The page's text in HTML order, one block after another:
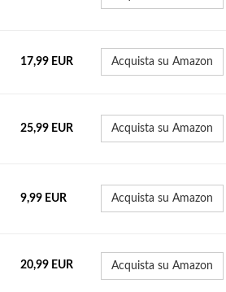
17,99 EUR Acquista su Amazon
25,99 EUR Acquista su Amazon
9,99 EUR Acquista su Amazon
20,99 EUR Acquista su Amazon